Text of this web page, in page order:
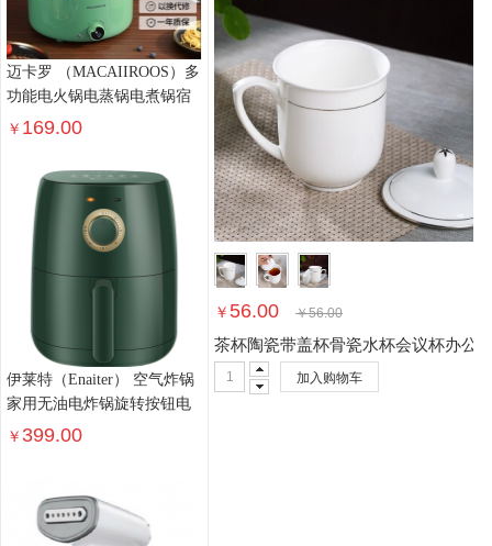
迈卡罗 （MACAIIROOS）多
功能电火锅电蒸锅电煮锅宿
舍学生锅电锅火锅煮面家用
￥ 169.00
伊莱特（Enaiter） 空气炸锅
家用无油电炸锅旋转按钮电
煮锅 健康薯条电煎锅
￥ 399.00
￥ 56.00 ￥56.00
茶杯陶瓷带盖杯骨瓷水杯会议杯办公
加入购物车